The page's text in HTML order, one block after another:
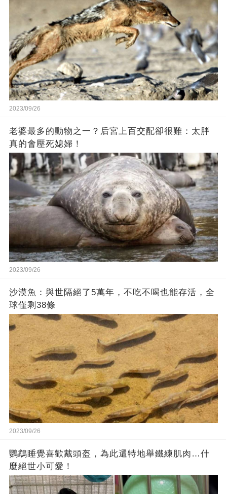
2023/09/26
老婆最多的動物之一？后宮上百交配卻很難：太胖
真的會壓死媳婦！
2023/09/26
沙漠魚：與世隔絕了5萬年，不吃不喝也能存活，全
球僅剩38條
2023/09/26
鸚鵡睡覺喜歡戴頭盔，為此還特地舉鐵練肌肉…什
麼絕世小可愛！